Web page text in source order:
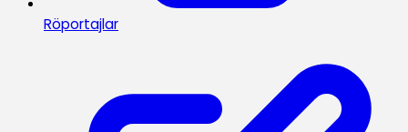
Röportajlar